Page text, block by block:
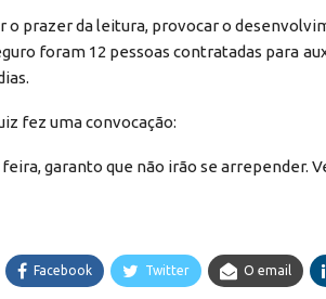
o prazer da leitura, provocar o
foram 12 pessoas contratadas para
fez uma convocação:
garanto que não irão se arrepender.
Facebook Twitter O email